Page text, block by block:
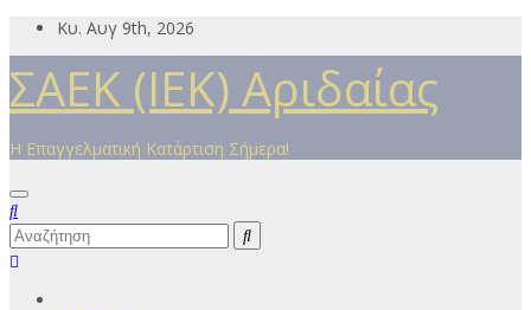
Μετάβαση
περιεχόμενο
Κυ. Αυγ 9th, 2026
ΣΑΕΚ (ΙΕΚ) Αριδαίας
Η Επαγγελματική Κατάρτιση Σήμερα!